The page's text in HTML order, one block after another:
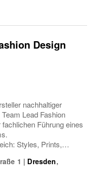
Design
nachhaltiger
Lead Fashion
Führung eines
Styles, Prints,
mit 100 %
1 | Dresden,